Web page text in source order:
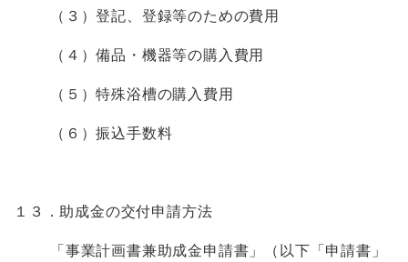
（３）登記、登録等のための費用
（４）備品・機器等の購入費用
（５）特殊浴槽の購入費用
（６）振込手数料
１３．助成金の交付申請方法
「事業計画書兼助成金申請書」（以下「申請書」